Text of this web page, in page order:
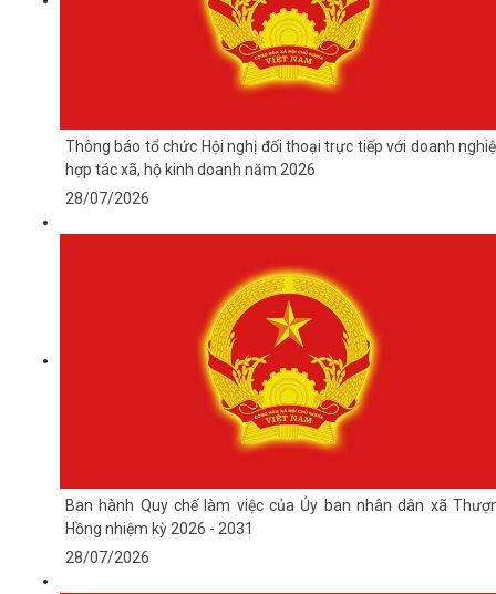
Thông báo tổ chức Hội nghị đối thoại trực tiếp với doanh
hợp tác xã, hộ kinh doanh năm 2026
28/07/2026
Ban hành Quy chế làm việc của Ủy ban nhân dân xã
Hồng nhiệm kỳ 2026 - 2031
28/07/2026